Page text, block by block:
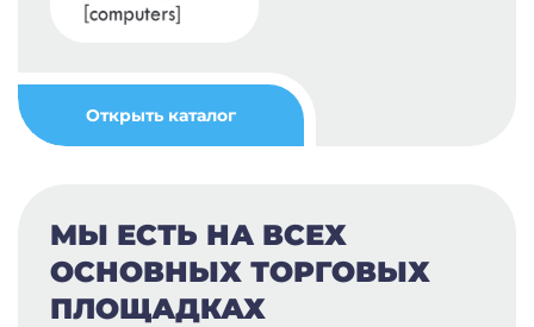
Открыть каталог
МЫ ЕСТЬ НА ВСЕХ
ОСНОВНЫХ ТОРГОВЫХ
ПЛОЩАДКАХ